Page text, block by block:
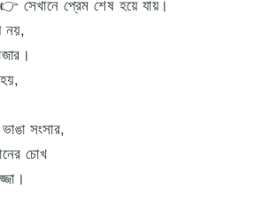
সেখানে প্রেম শেষ হয়ে যায়।
নয়,
সংসার,
চোখ